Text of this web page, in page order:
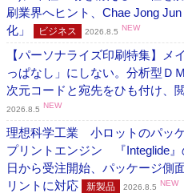
刷業界へヒント、Chae Jong
化」
ビジネス 2026.8.5 NEW
【パーソナライズ印刷特集】
っぱなし」にしない。分析型
次元コードと宛先をひも付け、
2026.8.5 NEW
理想科学工業 小ロットのパッ
プリントエンジン 『Integlide
日から受注開始、パッケージ側
リントに対応
新製品 2026.8.5 NEW